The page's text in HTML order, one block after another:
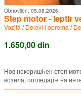
Obnovljen: 05.08.2026.
Step motor - leptir
Vozila /Delovi i oprema /
1.650,00 din
Нов некоришћен степ
возила, погледајте на